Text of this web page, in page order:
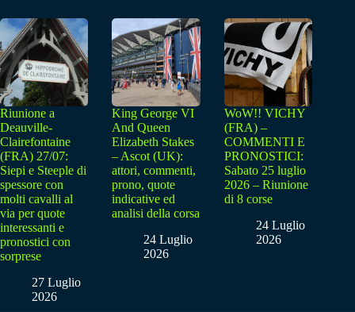
Riunione a
Deauville-
Clairefontaine
(FRA) 27/07:
Siepi e Steeple di
spessore con
molti cavalli al
via per quote
interessanti e
pronostici con
sorprese
27 Luglio
2026
King George VI
And Queen
Elizabeth Stakes
– Ascot (UK):
attori, commenti,
prono, quote
indicative ed
analisi della corsa
24 Luglio
2026
WoW!! VICHY
(FRA) –
COMMENTI E
PRONOSTICI:
Sabato 25 luglio
2026 – Riunione
di 8 corse
24 Luglio
2026